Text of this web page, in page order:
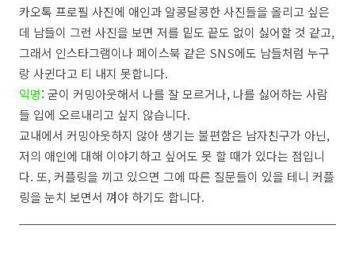
카오톡 프로필 사진에 애인과 알콩달콩한 사진들을 올리고 싶은
데 남들이 그런 사진을 보면 저를 밑도 끝도 없이 싫어할 것 같고,
그래서 인스타그램이나 페이스북 같은 SNS에도 남들처럼 누구
랑 사귄다고 티 내지 못합니다.
익명: 굳이 커밍아웃해서 나를 잘 모르거나, 나를 싫어하는 사람
들 입에 오르내리고 싶지 않습니다.
교내에서 커밍아웃하지 않아 생기는 불편함은 남자친구가 아닌,
저의 애인에 대해 이야기하고 싶어도 못 할 때가 있다는 점입니
다. 또,커플링을 끼고 있으면 그에 따른 질문들이 있을 테니 커플
링을 눈치 보면서 껴야 하기도 합니다.